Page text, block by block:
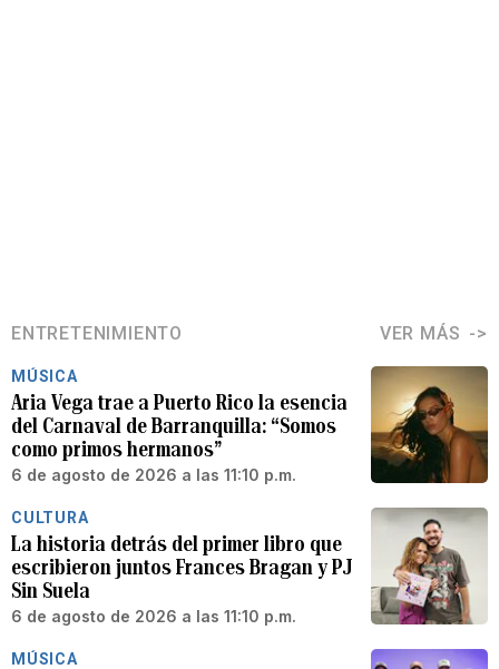
ENTRETENIMIENTO VER MÁS
MÚSICA
Aria Vega trae a Puerto Rico la esencia
del Carnaval de Barranquilla: “Somos
como primos hermanos”
6 de agosto de 2026 a las 11:10 p.m.
CULTURA
La historia detrás del primer libro que
escribieron juntos Frances Bragan y PJ
Sin Suela
6 de agosto de 2026 a las 11:10 p.m.
MÚSICA